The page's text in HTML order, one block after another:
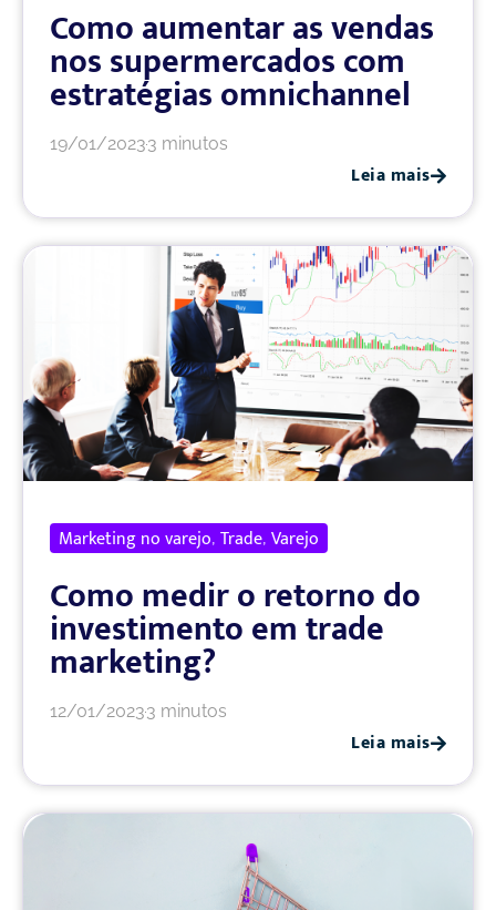
Como aumentar as vendas
nos supermercados com
estratégias omnichannel
19/01/20233 minutos
Leia mais
Marketing no varejo, Trade, Varejo
Como medir o retorno do
investimento em trade
marketing?
12/01/20233 minutos
Leia mais